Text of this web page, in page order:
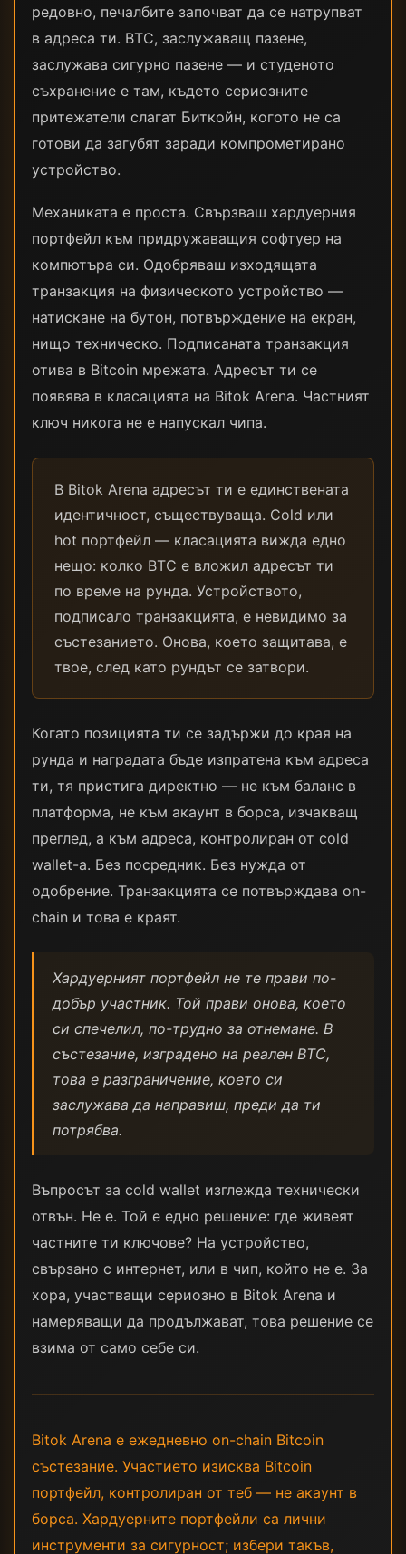
редовно, печалбите започват да се натрупват
в адреса ти. BTC, заслужаващ пазене,
заслужава сигурно пазене — и студеното
съхранение е там, където сериозните
притежатели слагат Биткойн, когото не са
готови да загубят заради компрометирано
устройство.
Механиката е проста. Свързваш хардуерния
портфейл към придружаващия софтуер на
компютъра си. Одобряваш изходящата
транзакция на физическото устройство —
натискане на бутон, потвърждение на екран,
нищо техническо. Подписаната транзакция
отива в Bitcoin мрежата. Адресът ти се
появява в класацията на Bitok Arena. Частният
ключ никога не е напускал чипа.
В Bitok Arena адресът ти е единствената
идентичност, съществуваща. Cold или
hot портфейл — класацията вижда едно
нещо: колко BTC е вложил адресът ти
по време на рунда. Устройството,
подписало транзакцията, е невидимо за
състезанието. Онова, което защитава, е
твое, след като рундът се затвори.
Когато позицията ти се задържи до края на
рунда и наградата бъде изпратена към адреса
ти, тя пристига директно — не към баланс в
платформа, не към акаунт в борса, изчакващ
преглед, а към адреса, контролиран от cold
wallet-а. Без посредник. Без нужда от
одобрение. Транзакцията се потвърждава on-
chain и това е краят.
Хардуерният портфейл не те прави по-
добър участник. Той прави онова, което
си спечелил, по-трудно за отнемане. В
състезание, изградено на реален BTC,
това е разграничение, което си
заслужава да направиш, преди да ти
потрябва.
Въпросът за cold wallet изглежда технически
отвън. Не е. Той е едно решение: где живеят
частните ти ключове? На устройство,
свързано с интернет, или в чип, който не е. За
хора, участващи сериозно в Bitok Arena и
намеряващи да продължават, това решение се
взима от само себе си.
Bitok Arena е ежедневно on-chain Bitcoin
състезание. Участието изисква Bitcoin
портфейл, контролиран от теб — не акаунт в
борса. Хардуерните портфейли са лични
инструменти за сигурност; избери такъв,